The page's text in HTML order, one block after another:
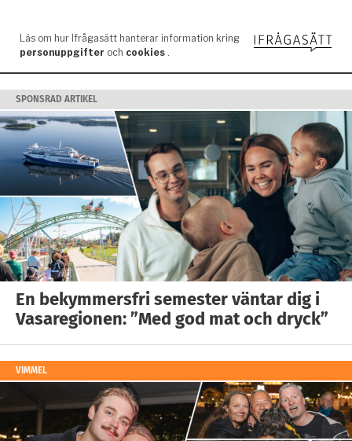
SPONSRAD ARTIKEL
En bekymmersfri semester väntar dig i
Vasaregionen: ”Med god mat och dryck”
VIMMEL